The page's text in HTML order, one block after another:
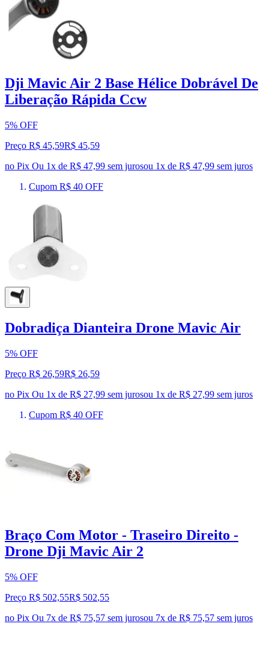
Dji Mavic Air 2 Base Hélice Dobrável De
Liberação Rápida Ccw
5% OFF
Preço R$ 45,59R$ 45,59
no Pix Ou 1x de R$ 47,99 sem jurosou 1x de R$ 47,99 sem juros
Cupom R$ 40 OFF
Dobradiça Dianteira Drone Mavic Air
5% OFF
Preço R$ 26,59R$ 26,59
no Pix Ou 1x de R$ 27,99 sem jurosou 1x de R$ 27,99 sem juros
Cupom R$ 40 OFF
Braço Com Motor - Traseiro Direito -
Drone Dji Mavic Air 2
5% OFF
Preço R$ 502,55R$ 502,55
no Pix Ou 7x de R$ 75,57 sem jurosou 7x de R$ 75,57 sem juros